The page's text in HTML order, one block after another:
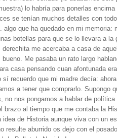
lo habría para ponerlas
se tenían muchos detalles con
algo que ha quedado en mi memoria:
botellas para que se lo llevara a
me acercaba a casa de
Me pasaba un rato largo
casa pensando cuan afontunada
sí recuerdo que mi madre decía:
a tener que comprarlo. Supongo
no nos pongamos a hablar de
brazo al tiempo que me contaba la
idea de Historia aunque viva con un
resulte aburrido os dejo con el